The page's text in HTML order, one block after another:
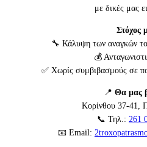
με δικές μας
Στόχος
🔧 Κάλυψη των αναγκών
💰
✅ Χωρίς συμβιβασμούς σε
📍 Θα μας
Κορίνθου 37-41,
📞 Τηλ.: 261
📧 Email: